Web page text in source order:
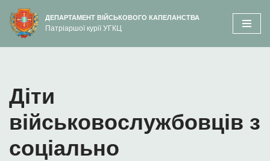
вмісту
Перейти
до
ДЕПАРТАМЕНТ ВІЙСЬКОВОГО КАПЕЛАНСТВА
Патріаршої курії УГКЦ
Діти
військовослужбовців з
соціально